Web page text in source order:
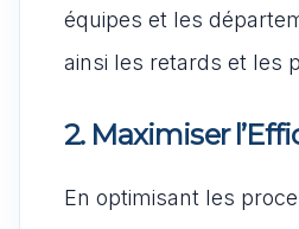
équipes et les
ainsi les retards et les
2. Maximiser
En optimisant les